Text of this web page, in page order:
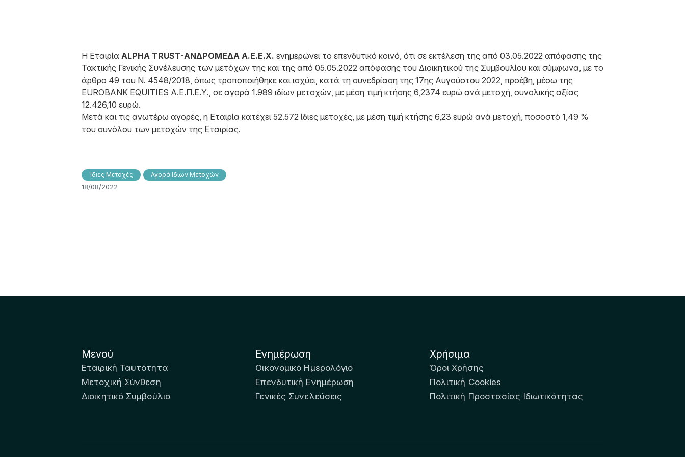
Η Εταιρία ALPHA TRUST-ΑΝΔΡΟΜΕΔΑ Α.Ε.Ε.Χ. ενημερώνει το επενδυτικό κοινό, ότι σε εκτέλεση της από 03.05.2022 απόφασης της
Τακτικής Γενικής Συνέλευσης των μετόχων της και της από 05.05.2022 απόφασης του Διοικητικού της Συμβουλίου και σύμφωνα, με το
άρθρο 49 του N. 4548/2018, όπως τροποποιήθηκε και ισχύει, κατά τη συνεδρίαση της 17ης Αυγούστου 2022, προέβη, μέσω της
EUROBANK EQUITIES Α.Ε.Π.Ε.Υ., σε αγορά 1.989 ιδίων μετοχών, με μέση τιμή κτήσης 6,2374 ευρώ ανά μετοχή, συνολικής αξίας
12.426,10 ευρώ.
Μετά και τις ανωτέρω αγορές, η Εταιρία κατέχει 52.572 ίδιες μετοχές, με μέση τιμή κτήσης 6,23 ευρώ ανά μετοχή, ποσοστό 1,49 %
του συνόλου των μετοχών της Εταιρίας.
Ίδιες Μετοχές Αγορά Ιδίων Μετοχών
18/08/2022
Μενού
Εταιρική Ταυτότητα
Μετοχική Σύνθεση
Διοικητικό Συμβούλιο
Ενημέρωση
Οικονομικό Ημερολόγιο
Επενδυτική Ενημέρωση
Γενικές Συνελεύσεις
Χρήσιμα
Όροι Χρήσης
Πολιτική Cookies
Πολιτική Προστασίας Ιδιωτικότητας